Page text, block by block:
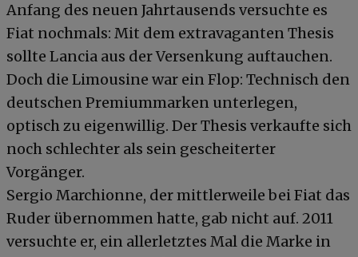
Anfang des neuen Jahrtausends versuchte es
Fiat nochmals: Mit dem extravaganten Thesis
sollte Lancia aus der Versenkung auftauchen.
Doch die Limousine war ein Flop: Technisch den
deutschen Premiummarken unterlegen,
optisch zu eigenwillig. Der Thesis verkaufte sich
noch schlechter als sein gescheiterter
Vorgänger.
Sergio Marchionne, der mittlerweile bei Fiat das
Ruder übernommen hatte, gab nicht auf. 2011
versuchte er, ein allerletztes Mal die Marke in